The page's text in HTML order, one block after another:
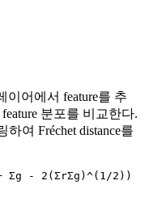
이어에서 feature를 추
분포를 비교한다.
여 Fréchet distance를
- 2(ΣrΣg)^(1/2))